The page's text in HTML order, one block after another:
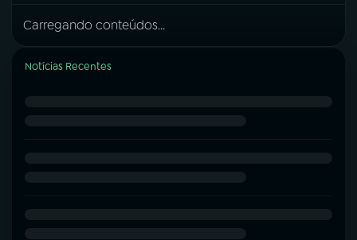
Carregando conteúdos...
Notícias Recentes